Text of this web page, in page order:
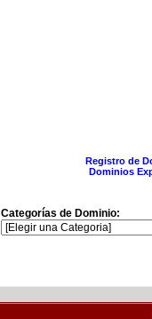
Registro de
Dominios
Categorías de Dominio: